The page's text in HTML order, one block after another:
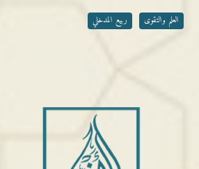
العلم والتقوى ربيع المدخلي